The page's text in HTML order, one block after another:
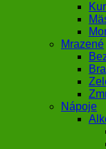
Mrazené
Nápoje